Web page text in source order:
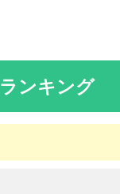
ンキング